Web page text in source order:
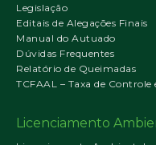
Legislação
Editais de Alegações Finais
Manual do Autuado
Dúvidas Frequentes
Relatório de Queimadas
TCFAAL – Taxa de
Licenciamento